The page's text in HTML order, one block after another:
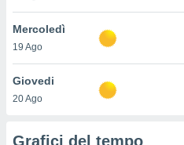
il
o
Mercoledì
19 Ago
Giovedi
20 Ago
Grafici del tempo